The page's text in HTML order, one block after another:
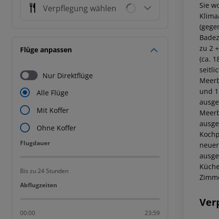
Verpflegung wählen
Flüge anpassen
Nur Direktflüge
Alle Flüge
Mit Koffer
Ohne Koffer
Flugdauer
Flugdauer
Bis zu 24 Stunden
Abflugzeiten
Abflugzeiten
00:00 23:59
Sie
zu 2
(ca.
und